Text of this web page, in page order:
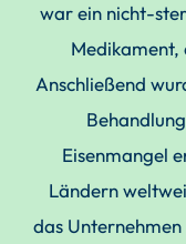
war ein nicht-
Medikament,
Anschließend
Eisenmangel
Ländern
das